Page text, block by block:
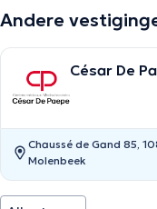
Andere
César De
Chaussé de Gand 85,
Molenbeek